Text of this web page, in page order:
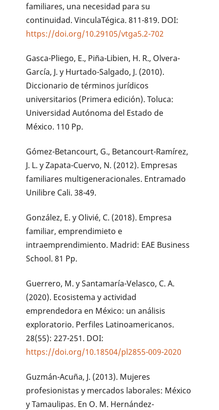
familiares, una necesidad para su
continuidad. VinculaTégica. 811-819. DOI:
https://doi.org/10.29105/vtga5.2-702
Gasca-Pliego, E., Piña-Libien, H. R., Olvera-
García, J. y Hurtado-Salgado, J. (2010).
Diccionario de términos jurídicos
universitarios (Primera edición). Toluca:
Universidad Autónoma del Estado de
México. 110 Pp.
Gómez-Betancourt, G., Betancourt-Ramírez,
J. L. y Zapata-Cuervo, N. (2012). Empresas
familiares multigeneracionales. Entramado
Unilibre Cali. 38-49.
González, E. y Olivié, C. (2018). Empresa
familiar, emprendimieto e
intraemprendimiento. Madrid: EAE Business
School. 81 Pp.
Guerrero, M. y Santamaría-Velasco, C. A.
(2020). Ecosistema y actividad
emprendedora en México: un análisis
exploratorio. Perfiles Latinoamericanos.
28(55): 227-251. DOI:
https://doi.org/10.18504/pl2855-009-2020
Guzmán-Acuña, J. (2013). Mujeres
profesionistas y mercados laborales: México
y Tamaulipas. En O. M. Hernández-